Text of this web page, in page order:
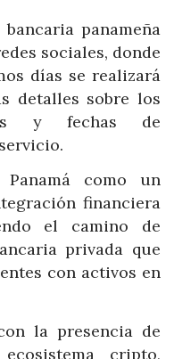
panameña
sociales, donde
días se realizará
detalles sobre los
y fechas de
como un
financiera
el camino de
privada que
con activos en
la presencia de
cripto,